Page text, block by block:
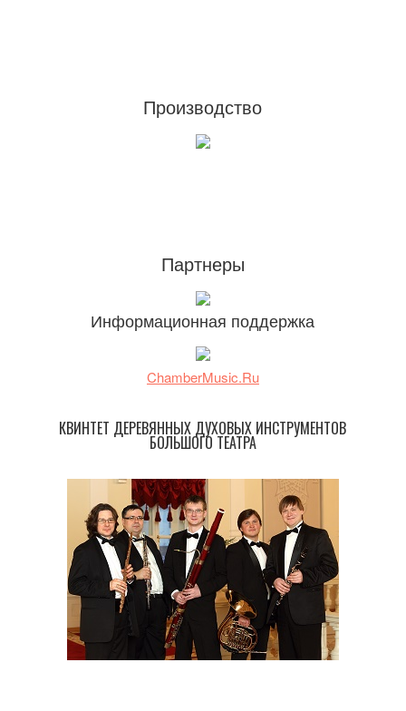
Производство
Партнеры
Информационная поддержка
ChamberMusic.Ru
КВИНТЕТ ДЕРЕВЯННЫХ ДУХОВЫХ ИНСТРУМЕНТОВ
БОЛЬШОГО ТЕАТРА